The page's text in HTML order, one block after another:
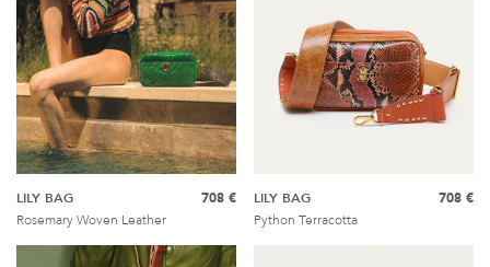
LILY BAG
Rosemary Woven Leather
708 €
LILY BAG
Python Terracotta
708 €